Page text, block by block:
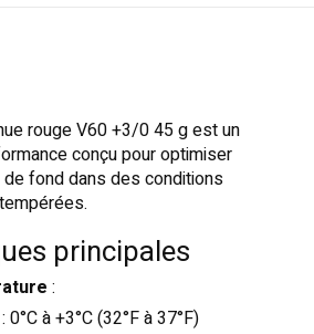
rouge V60 +3/0 45 g est un
conçu pour optimiser
fond dans des conditions
principales
:
: 0°C à +3°C (32°F à 37°F)